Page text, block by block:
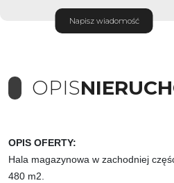
Napisz wiadomość
OPIS
OPIS OFERTY:
Hala magazynowa w zachodniej
480 m2.